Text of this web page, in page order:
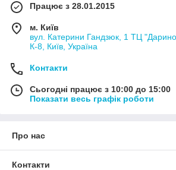
Працює з 28.01.2015
м. Київ
вул. Катерини Гандзюк, 1 ТЦ
К-8, Київ, Україна
Контакти
Сьогодні працює з 10:00 до 15:00
Показати весь графік роботи
Про нас
Контакти